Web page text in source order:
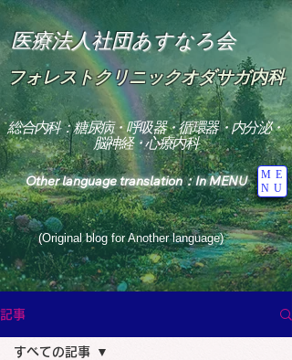
医療法人社団あすなろ会
フォレストクリニックオダサガ内科
Other language translation：In MENU
ME
NU
総合内科：糖尿病・呼吸器・循環器・内分泌・
脳神経・心療内科
(Original blog for Another language)
Heavens: Beyond the Universe: The World
the God of Light Resides"
尿病
記事
すべての記事